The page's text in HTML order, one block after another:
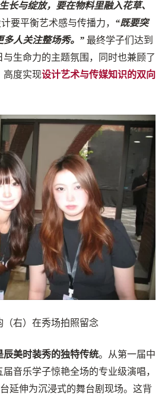
长与绽放，要在物料里融入花草、
要平衡艺术感与传播力， “既要突
多人关注整场秀。” 最终学子们达到
生命力的主题氛围，同时也兼顾了
高度实现设计艺术与传媒知识的双向
（右）在秀场拍照留念
美时装秀的独特传统。从第一届中
音乐学子惊艳全场的专业级演唱，
延伸为沉浸式的舞台剧现场。这背